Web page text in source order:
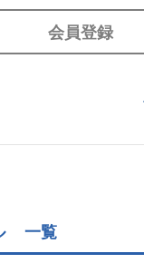
会員登録
一覧